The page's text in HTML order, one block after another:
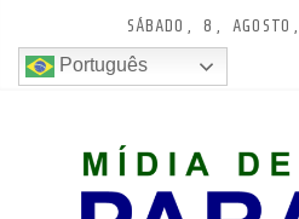
conteúdo
SÁBADO, 8,
Português